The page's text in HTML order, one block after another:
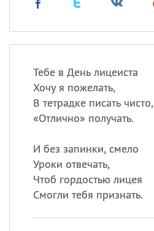
Тебе в День лицеиста
Хочу я пожелать,
В тетрадке писать чисто,
«Отлично» получать.
И без запинки, смело
Уроки отвечать,
Чтоб гордостью лицея
Смогли тебя признать.